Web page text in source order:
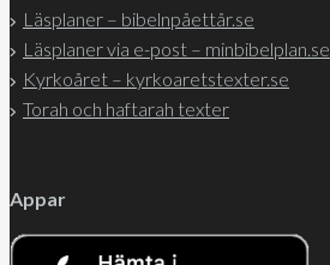
Läsplaner – bibelnpåettår.se
Läsplaner via e-post – minbibelplan.se
Kyrkoåret – kyrkoaretstexter.se
Torah och haftarah texter
Appar